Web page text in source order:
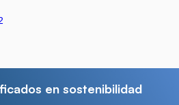
en sostenibilidad